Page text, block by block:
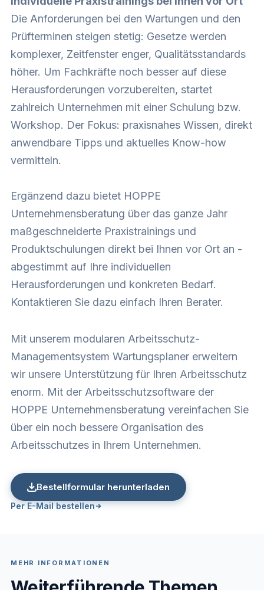
Die Anforderungen bei den Wartungen und den
Prüfterminen steigen stetig: Gesetze werden
komplexer, Zeitfenster enger, Qualitätsstandards
höher. Um Fachkräfte noch besser auf diese
Herausforderungen vorzubereiten, startet
zahlreich Unternehmen mit einer Schulung bzw.
Workshop. Der Fokus: praxisnahes Wissen, direkt
anwendbare Tipps und aktuelles Know-how
vermitteln.
Ergänzend dazu bietet HOPPE
Unternehmensberatung über das ganze Jahr
maßgeschneiderte Praxistrainings und
Produktschulungen direkt bei Ihnen vor Ort an -
abgestimmt auf Ihre individuellen
Herausforderungen und konkreten Bedarf.
Kontaktieren Sie dazu einfach Ihren Berater.
Mit unserem modularen Arbeitsschutz-
Managementsystem Wartungsplaner erweitern
wir unsere Unterstützung für Ihren Arbeitsschutz
enorm. Mit der Arbeitsschutzsoftware der
HOPPE Unternehmensberatung vereinfachen Sie
über ein noch bessere Organisation des
Arbeitsschutzes in Ihrem Unternehmen.
Bestellformular herunterladen
Per E-Mail bestellen
MEHR INFORMATIONEN